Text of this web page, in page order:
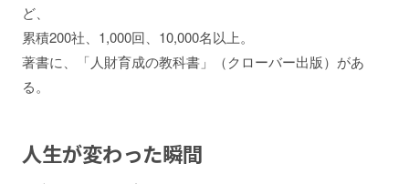
ど、
累積200社、1,000回、10,000名以上。
著書に、「人財育成の教科書」（クローバー出版）があ
る。
人生が変わった瞬間